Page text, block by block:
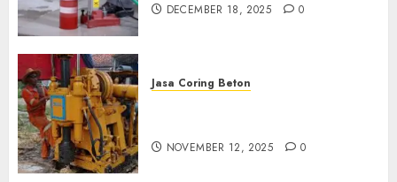
DECEMBER 18, 2025 0
Jasa Coring Beton
NOVEMBER 12, 2025 0